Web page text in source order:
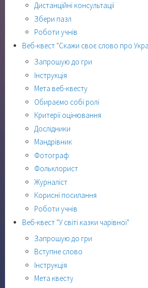
Дистанційні консультації
Збери пазл
Роботи учнів
Веб-квест "Скажи своє слово про
Запрошую до гри
Інструкція
Мета веб-квесту
Обираємо собі ролі
Критерії оцінювання
Дослідники
Мандрівник
Фотограф
Фольклорист
Журналіст
Корисні посилання
Роботи учнів
Веб-квест "У світі казки чарівної"
Запрошую до гри
Вступне слово
Інструкція
Мета квесту